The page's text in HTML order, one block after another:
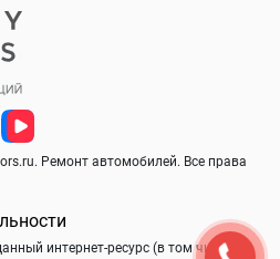
Ремонт автомобилей. Все права
интернет-ресурс (в том числе